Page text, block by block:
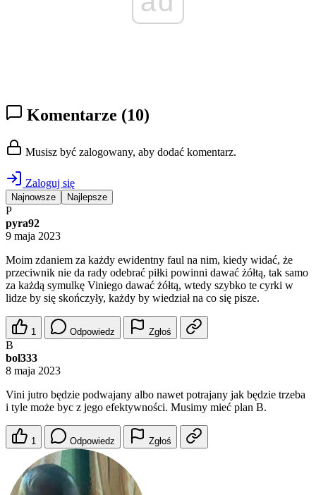
Komentarze (10)
Musisz być zalogowany, aby dodać komentarz.
Zaloguj się
Najnowsze Najlepsze
P
pyra92
9 maja 2023
Moim zdaniem za każdy ewidentny faul na nim, kiedy widać, że
przeciwnik nie da rady odebrać piłki powinni dawać żółtą, tak samo
za każdą symulkę Viniego dawać żółtą, wtedy szybko te cyrki w
lidze by się skończyły, każdy by wiedział na co się pisze.
1 Odpowiedz Zgłoś
B
bol333
8 maja 2023
Vini jutro będzie podwajany albo nawet potrajany jak będzie trzeba
i tyle może byc z jego efektywności. Musimy mieć plan B.
1 Odpowiedz Zgłoś